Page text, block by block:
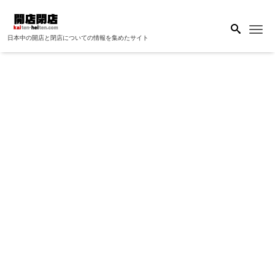
日本中の開店と閉店についての情報を集めたサイト